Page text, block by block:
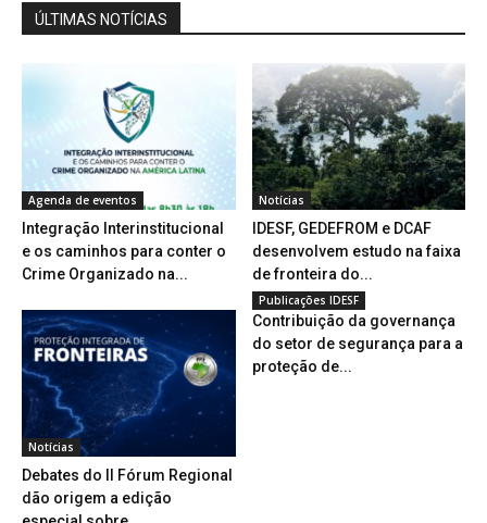
ÚLTIMAS NOTÍCIAS
Agenda de eventos
Integração Interinstitucional
e os caminhos para conter o
Crime Organizado na...
Notícias
IDESF, GEDEFROM e DCAF
desenvolvem estudo na faixa
de fronteira do...
Notícias
Debates do II Fórum Regional
dão origem a edição
Publicações IDESF
Contribuição da governança
do setor de segurança para a
proteção de...